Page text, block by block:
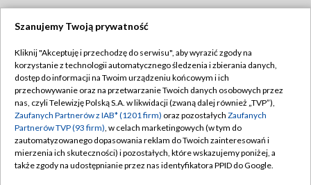
TVP
Abonament TVP
Emisja w TVP
Centrum informacji TVP
Naziemna Telewizja Cyfrowa
Regulamin TVP
Polityka prywatności
Moje zgody
Pomoc
Szanujemy Twoją prywatność
Kliknij "Akceptuję i przechodzę do serwisu", aby wyrazić zgody na
korzystanie z technologii automatycznego śledzenia i zbierania danych,
dostęp do informacji na Twoim urządzeniu końcowym i ich
przechowywanie oraz na przetwarzanie Twoich danych osobowych przez
nas, czyli Telewizję Polską S.A. w likwidacji (zwaną dalej również „TVP”),
Zaufanych Partnerów z IAB* (1201 firm) oraz pozostałych Zaufanych
Partnerów TVP (93 firm), w celach marketingowych (w tym do
zautomatyzowanego dopasowania reklam do Twoich zainteresowań i
mierzenia ich skuteczności) i pozostałych, które wskazujemy poniżej, a
także zgody na udostępnianie przez nas identyfikatora PPID do Google.